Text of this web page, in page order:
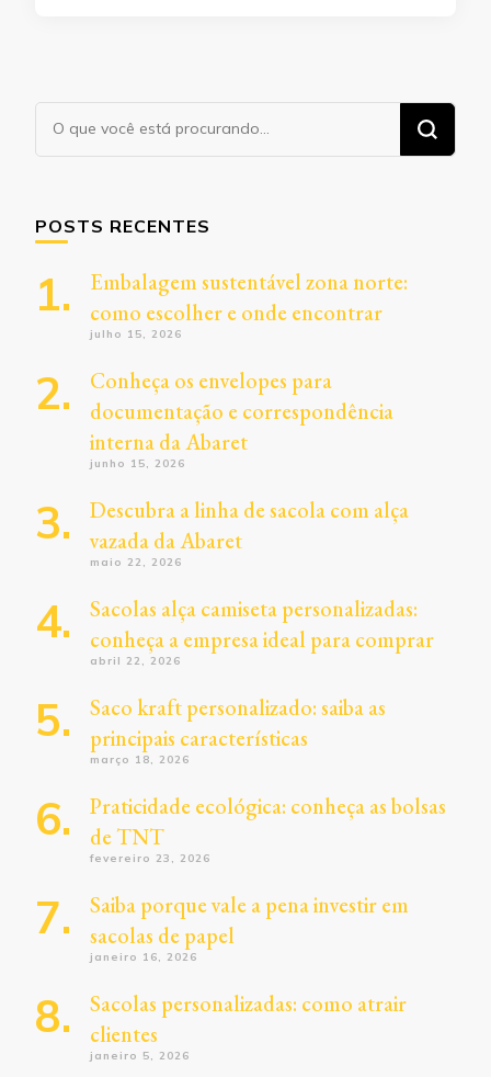
Procurando
algo?
POSTS RECENTES
Embalagem sustentável zona norte:
como escolher e onde encontrar
julho 15, 2026
Conheça os envelopes para
documentação e correspondência
interna da Abaret
junho 15, 2026
Descubra a linha de sacola com alça
vazada da Abaret
maio 22, 2026
Sacolas alça camiseta personalizadas:
conheça a empresa ideal para comprar
abril 22, 2026
Saco kraft personalizado: saiba as
principais características
março 18, 2026
Praticidade ecológica: conheça as bolsas
de TNT
fevereiro 23, 2026
Saiba porque vale a pena investir em
sacolas de papel
janeiro 16, 2026
Sacolas personalizadas: como atrair
clientes
janeiro 5, 2026